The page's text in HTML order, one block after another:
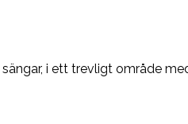
i ett trevligt område